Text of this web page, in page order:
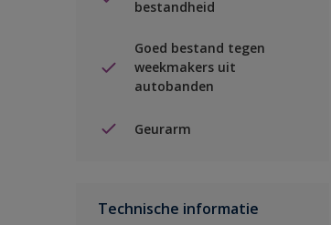
bestandheid
Goed bestand tegen
weekmakers uit
autobanden
Geurarm
Technische informatie